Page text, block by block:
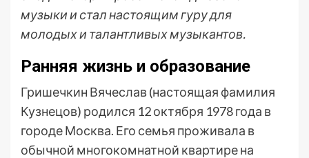
музыки и стал настоящим гуру для
молодых и талантливых музыкантов.
Ранняя жизнь и образование
Гришечкин Вячеслав (настоящая фамилия
Кузнецов) родился 12 октября 1978 года в
городе Москва. Его семья проживала в
обычной многокомнатной квартире на